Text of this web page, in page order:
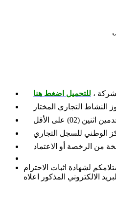
، للتحميل اضغط هنا
لشهادة اثبات الاحترام
الالكتروني المذكور اعلاه